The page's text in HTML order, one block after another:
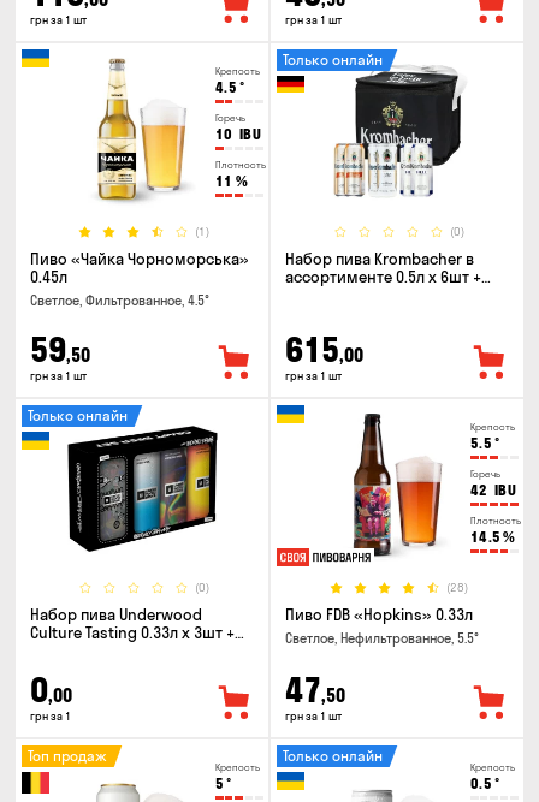
грн за 1 шт грн за 1 шт
Крепость
4.5 °
Горечь
10 IBU
Плотность
11 %
(1)
Пиво «Чайка Чорноморська»
0.45л
Светлое, Фильтрованное, 4.5°
59,50
грн за 1 шт
(0)
Только онлайн
Набор пива Krombacher в
ассортименте 0.5л х 6шт +
615,00
грн за 1 шт
(0)
Только онлайн
Набор пива Underwood
Culture Tasting 0.33л x 3шт +
0,00
грн за 1
Крепость
5.5 °
Горечь
42 IBU
Плотность
14.5 %
(28)
Пиво FDB «Hopkins» 0.33л
Светлое, Нефильтрованное, 5.5°
47,50
грн за 1 шт
Крепость
5 °
Топ продаж
Крепость
0.5 °
Только онлайн